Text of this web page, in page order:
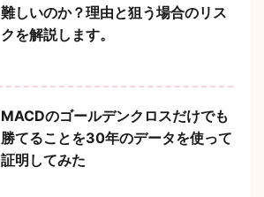
難しいのか？理由と狙う場合のリス
クを解説します。
MACDのゴールデンクロスだけでも
勝てることを30年のデータを使って
証明してみた